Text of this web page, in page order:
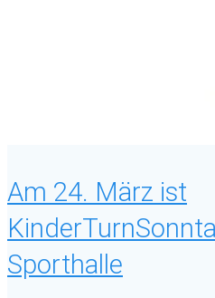
Am 24. März ist
Sporthalle